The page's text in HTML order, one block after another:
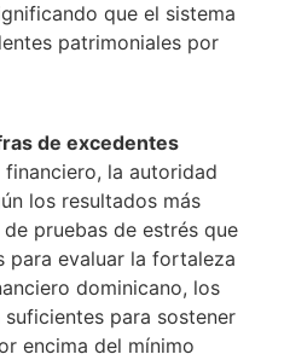
que el sistema
patrimoniales por
de excedentes
financiero, la autoridad
los resultados más
pruebas de estrés que
para evaluar la fortaleza
dominicano, los
para sostener
encima del mínimo